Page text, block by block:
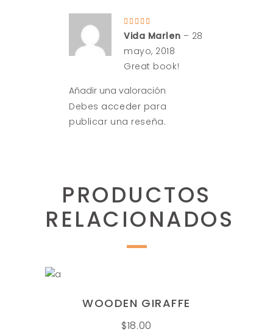
de 5
Vida Marlen – 28
mayo, 2018
Great book!
Añadir una valoración
Debes acceder para
publicar una reseña.
PRODUCTOS
RELACIONADOS
WOODEN GIRAFFE
$18.00